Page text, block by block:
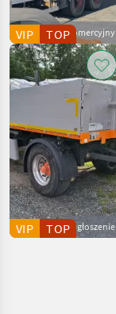
Dostawca komercyjny
VIP TOP
Ogłoszenie
VIP TOP